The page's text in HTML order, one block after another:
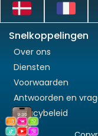
Snelkoppelingen
Over ons
Diensten
Voorwaarden
Antwoorden en
Privacybeleid